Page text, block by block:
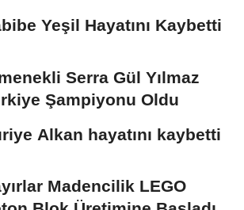
Yeşil Hayatını Kaybetti
Serra Gül Yılmaz
Şampiyonu Oldu
Alkan hayatını kaybetti
Madencilik LEGO